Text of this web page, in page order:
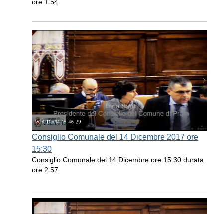
ore 1:54
Consiglio Comunale del 14 Dicembre 2017 ore
15:30
Consiglio Comunale del 14 Dicembre ore 15:30 durata
ore 2:57